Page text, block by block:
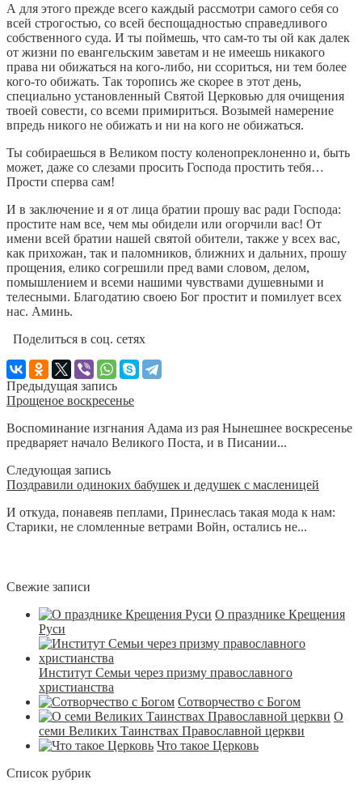
А для этого прежде всего каждый рассмотри самого себя со
всей строгостью, со всей беспощадностью справедливого
собственного суда. И ты поймешь, что сам-то ты ой как далек
от жизни по евангельским заветам и не имеешь никакого
права ни обижаться на кого-либо, ни ссориться, ни тем более
кого-то обижать. Так торопись же скорее в этот день,
специально установленный Святой Церковью для очищения
твоей совести, со всеми примириться. Возымей намерение
впредь никого не обижать и ни на кого не обижаться.
Ты собираешься в Великом посту коленопреклоненно и, быть
может, даже со слезами просить Господа простить тебя…
Прости сперва сам!
И в заключение и я от лица братии прошу вас ради Господа:
простите нам все, чем мы обидели или огорчили вас! От
имени всей братии нашей святой обители, также у всех вас,
как прихожан, так и паломников, ближних и дальних, прошу
прощения, елико согрешили пред вами словом, делом,
помышлением и всеми нашими чувствами душевными и
телесными. Благодатию своею Бог простит и помилует всех
нас. Аминь.
Поделиться в соц. сетях
Предыдущая запись
Прощеное воскресенье
Воспоминание изгнания Адама из рая Нынешнее воскресенье
предваряет начало Великого Поста, и в Писании...
Следующая запись
Поздравили одиноких бабушек и дедушек с масленицей
И откуда, понавеяв пеплами, Принеслась такая мода к нам:
Старики, не сломленные ветрами Войн, остались не...
Свежие записи
О празднике Крещения
Руси
Институт Семьи через призму православного
христианства
Сотворчество с Богом
О
семи Великих Таинствах Православной церкви
Что такое Церковь
Список рубрик